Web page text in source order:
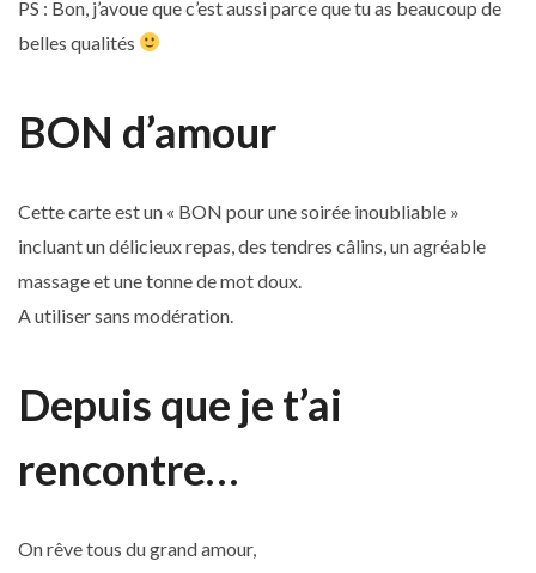
PS : Bon, j’avoue que c’est aussi parce que tu as beaucoup de
belles qualités
BON d’amour
Cette carte est un « BON pour une soirée inoubliable »
incluant un délicieux repas, des tendres câlins, un agréable
massage et une tonne de mot doux.
A utiliser sans modération.
Depuis que je t’ai
rencontre…
On rêve tous du grand amour,